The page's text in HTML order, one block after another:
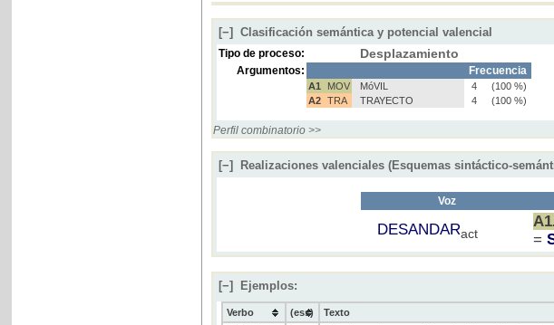
[−] Clasificación semántica y potencial valencial
Tipo de proceso: Desplazamiento
Argumentos: Frecuencia
A1 MOV MóVIL 4
(100 %)
A2 TRA TRAYECTO 4 (100 %)
Perfil combinatorio >>
[−] Realizaciones valenciales (Esquemas sintáctico-
Voz
DESANDARact
A1
=
[−] Ejemplos:
Verbo (ess) Texto